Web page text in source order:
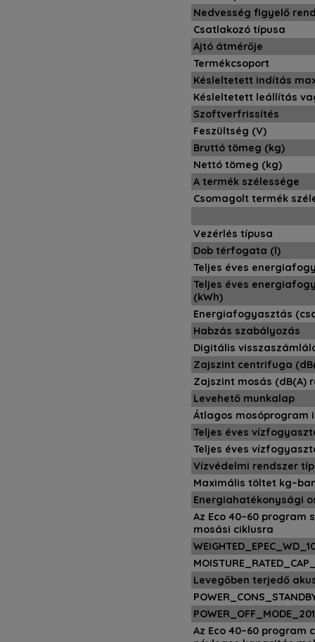
Nedvesség figyelő
Csatlakozó típusa
Ajtó átmérője
Termékcsoport
Késleltetett indítás
Késleltetett leállítás
Szoftverfrissítés
Feszültség (V)
Bruttó tömeg (kg)
Nettó tömeg (kg)
A termék szélessége
Csomagolt termék
Vezérlés típusa
Dob térfogata (l)
Teljes éves
Teljes éves
(kWh)
Energiafogyasztás
Habzás szabályozás
Digitális
Zajszint centrifuga
Zajszint mosás (dB(A)
Levehető munkalap
Átlagos mosóprogram
Teljes éves
Teljes éves
Vízvédelmi rendszer
Maximális töltet
Energiahatékonysági
Az Eco 40–60
mosási ciklusra
Levegőben terjedő
Az Eco 40–60